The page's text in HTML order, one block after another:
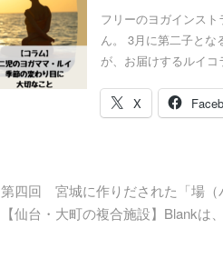
フリーのヨガインス
ん。 3月に第二子とな
が、お届けするルイ
X
第四回 宮城に作りだされた「場（
【仙台・大町の複合施設】Blankは